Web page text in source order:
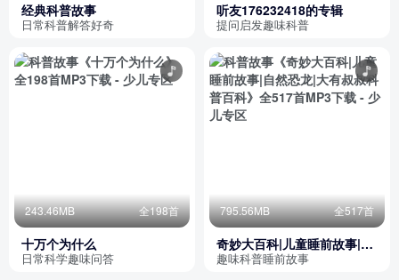
经典科普故事
日常科普解答好奇
听友176232418的专辑
提问启发趣味科普
243.46MB 全198首
十万个为什么
日常科学趣味问答
795.56MB 全517首
奇妙大百科|儿童睡前故事|自
然恐龙|大有叔叔科普百科
趣味科普睡前故事